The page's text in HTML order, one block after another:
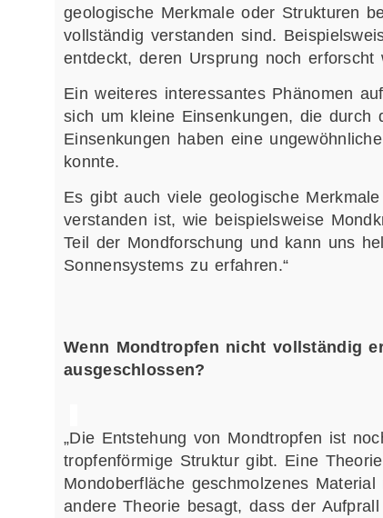
geologische Merkmale oder Strukturen
vollständig verstanden sind.
entdeckt, deren Ursprung noch erforscht
Ein weiteres interessantes Phänomen
sich um kleine Einsenkungen, die durch
Einsenkungen haben eine
konnte.
Es gibt auch viele geologische
verstanden ist, wie beispielsweise
Teil der Mondforschung und kann uns
Sonnensystems zu erfahren.“
Wenn Mondtropfen nicht vollständig
ausgeschlossen?
„Die Entstehung von Mondtropfen ist
tropfenförmige Struktur gibt. Eine
Mondoberfläche geschmolzenes
andere Theorie besagt, dass der